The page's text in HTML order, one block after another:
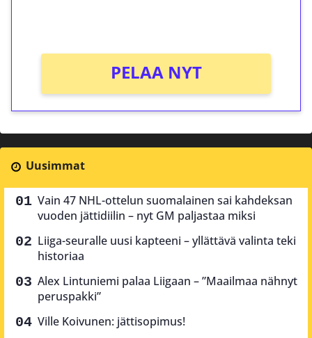
PELAA NYT
Uusimmat
Vain 47 NHL-ottelun suomalainen sai kahdeksan
vuoden jättidiilin – nyt GM paljastaa miksi
Liiga-seuralle uusi kapteeni – yllättävä valinta teki
historiaa
Alex Lintuniemi palaa Liigaan – ”Maailmaa nähnyt
peruspakki”
Ville Koivunen: jättisopimus!